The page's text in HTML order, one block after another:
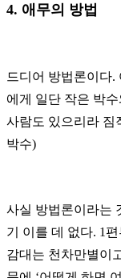
4. 애무의 방법
드디어 방법론이다.
에게 일단 작은 박
사람도 있으리라 짐
박수)
사실 방법론이라는
기
이를 데 없다. 1 편
감대는 천차만별이